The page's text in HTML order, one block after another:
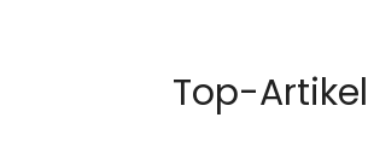
Top-Artikel